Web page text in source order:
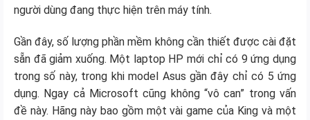
người dùng đang thực hiện trên máy tính.
Gần đây, số lượng phần mềm không cần thiết được cài đặt
sẵn đã giảm xuống. Một laptop HP mới chỉ có 9 ứng dụng
trong số này, trong khi model Asus gần đây chỉ có 5 ứng
dụng. Ngay cả Microsoft cũng không “vô can” trong vấn
đề này. Hãng này bao gồm một vài game của King và một